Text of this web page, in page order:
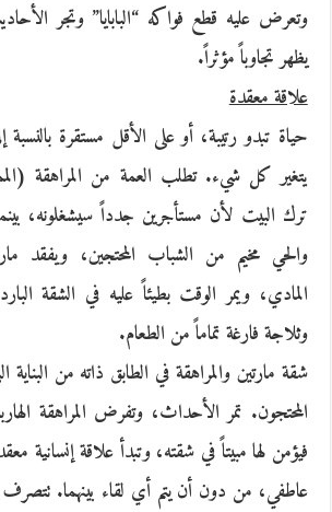
وتعرض عليه قطع فواكه “البابايا” وتجر
يظهر تجاوباً مؤثراً.
علاقة معقدة
حياة تبدو رتيبة، أو على الأقل مستقرة
يتغير كل شيء. تطلب العمة من المراهقة
ترك البيت لأن مستأجرين جدداً سيشغلونه،
والحي مخيم من الشباب المحتجين، ويفقد
المادي، ويمر الوقت بطيئاً عليه في الشقة
وثلاجة فارغة تماماً من الطعام.
شقة مارتين والمراهقة في الطابق ذاته من
المحتجون. تمر الأحداث، وتفرض المراهقة
فيؤمن لها مبيتاً في شقته، وتبدأ علاقة إنسانية
عاطفي، من دون أن يتم أي لقاء بينهما. تتصرف